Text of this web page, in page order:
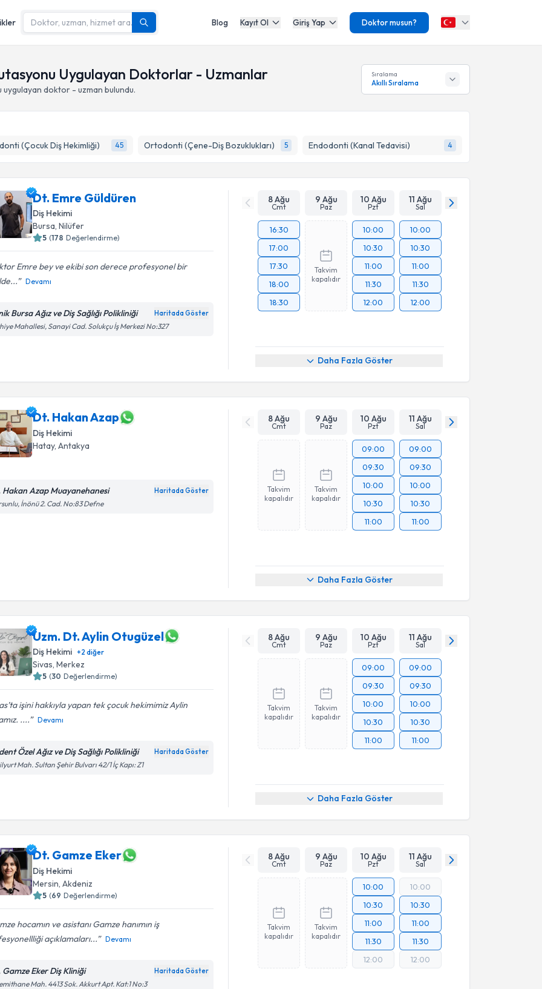
Blog Kayıt Ol Giriş Yap Doktor musun?
Uygulayan Doktorlar - Uzmanlar
uygulayan doktor - uzman bulundu.
Sıralama
Akıllı Sıralama
(Çocuk Diş Hekimliği) 45 Ortodonti (Çene-Diş Bozuklukları) 5 Endodonti (Kanal Tedavisi) 4
Dt. Emre Güldüren
Diş Hekimi
Bursa,Nilüfer
5 (178 Değerlendirme)
Emre bey ve ekibi son derece profesyonel bir
Devamı
Bursa Ağız ve Diş Sağlığı Polikliniği Haritada Göster
Mahallesi, Sanayi Cad. Solukçu İş Merkezi No:327
8 Ağu
Cmt
9 Ağu
Paz
10 Ağu
Pzt
11 Ağu
Sal
16:30
17:00
17:30
18:00
18:30
Takvim
kapalıdır
10:00
10:30
11:00
11:30
12:00
10:00
10:30
11:00
11:30
12:00
Daha Fazla Göster
Dt. Hakan Azap
Diş Hekimi
Hatay,Antakya
Hakan Azap Muayanehanesi Haritada Göster
İnönü 2. Cad. No:83 Defne
8 Ağu
Cmt
9 Ağu
Paz
10 Ağu
Pzt
11 Ağu
Sal
Takvim
kapalıdır
Takvim
kapalıdır
09:00
09:30
10:00
10:30
11:00
09:00
09:30
10:00
10:30
11:00
Daha Fazla Göster
Uzm. Dt. Aylin Otugüzel
Diş Hekimi +2 diğer
Sivas,Merkez
5 (30 Değerlendirme)
işini hakkıyla yapan tek çocuk hekimimiz Aylin
....
Devamı
Özel Ağız ve Diş Sağlığı Polikliniği Haritada Göster
Mah. Sultan Şehir Bulvarı 42/1 İç Kapı: Z1
8 Ağu
Cmt
9 Ağu
Paz
10 Ağu
Pzt
11 Ağu
Sal
Takvim
kapalıdır
Takvim
kapalıdır
09:00
09:30
10:00
10:30
11:00
09:00
09:30
10:00
10:30
11:00
Daha Fazla Göster
Dt. Gamze Eker
Diş Hekimi
Mersin ,Akdeniz
5 (69 Değerlendirme)
hocamın ve asistanı Gamze hanımın iş
açıklamaları...
Devamı
Gamze Eker Diş Kliniği Haritada Göster
Mah. 4413 Sok. Akkurt Apt. Kat:1 No:3
8 Ağu
Cmt
9 Ağu
Paz
10 Ağu
Pzt
11 Ağu
Sal
Takvim
kapalıdır
Takvim
kapalıdır
10:00
10:30
11:00
11:30
12:00
10:00
10:30
11:00
11:30
12:00